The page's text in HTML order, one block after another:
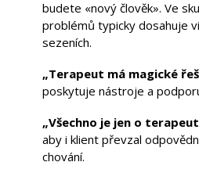
budete «nový člověk». Ve
problémů typicky dosahuje
sezeních.
„Terapeut má magické
poskytuje nástroje a
„Všechno je jen o
aby i klient převzal
chování.